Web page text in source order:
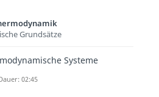
Beliebte Inhalte aus dem
BereichGrundlagen
Grundsätze
Systeme
02:45